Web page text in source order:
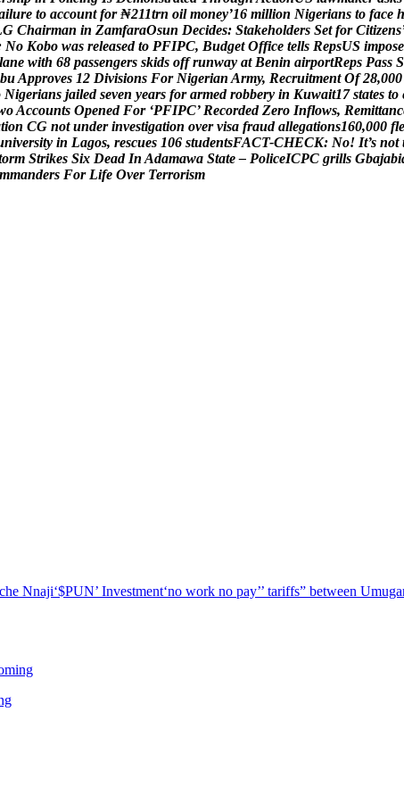
ilure to account for ₦211trn oil money’16 million Nigerians to face h
G Chairman in ZamfaraOsun Decides: Stakeholders Set for Citizens’
No Kobo was released to PFIPC, Budget Office tells RepsUS impose
lane with 68 passengers skids off runway at Benin airportReps Pass S
buApproves 12 Divisions For Nigerian Army, Recruitment Of 28,000
Nigerians jailed seven years for armed robbery in Kuwait17 states to
oAccounts Opened For ‘PFIPC’ Recorded Zero Inflows, Remittanc
tion CG not under investigation over visa fraud allegations160,000 fle
niversity in Lagos, rescues 106 studentsFACT-CHECK: No! It’s not
orm Strikes Six Dead In Adamawa State – PoliceICPC grills Gbajabi
mmanders For Life Over Terrorism
Nnaji‘$PUN’ Investment‘no work no pay’’ tariffs” between